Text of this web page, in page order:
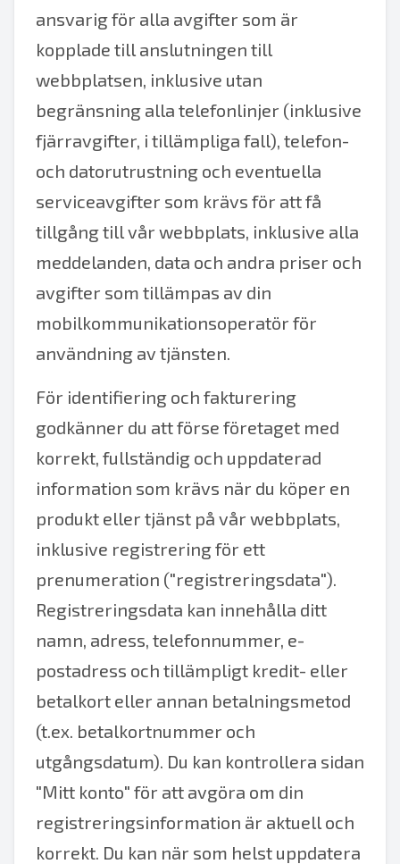
ansvarig för alla avgifter som är
kopplade till anslutningen till
webbplatsen, inklusive utan
begränsning alla telefonlinjer (inklusive
fjärravgifter, i tillämpliga fall), telefon-
och datorutrustning och eventuella
serviceavgifter som krävs för att få
tillgång till vår webbplats, inklusive alla
meddelanden, data och andra priser och
avgifter som tillämpas av din
mobilkommunikationsoperatör för
användning av tjänsten.
För identifiering och fakturering
godkänner du att förse företaget med
korrekt, fullständig och uppdaterad
information som krävs när du köper en
produkt eller tjänst på vår webbplats,
inklusive registrering för ett
prenumeration ("registreringsdata").
Registreringsdata kan innehålla ditt
namn, adress, telefonnummer, e-
postadress och tillämpligt kredit- eller
betalkort eller annan betalningsmetod
(t.ex. betalkortnummer och
utgångsdatum). Du kan kontrollera sidan
"Mitt konto" för att avgöra om din
registreringsinformation är aktuell och
korrekt. Du kan när som helst uppdatera